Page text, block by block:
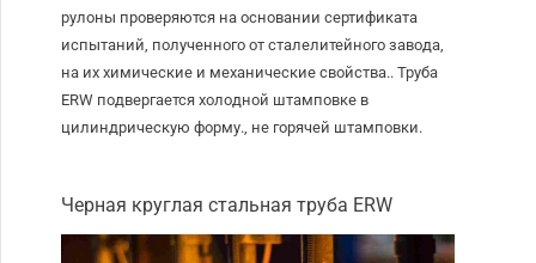
рулоны проверяются на основании сертификата
испытаний, полученного от сталелитейного завода,
на их химические и механические свойства.. Труба
ERW подвергается холодной штамповке в
цилиндрическую форму., не горячей штамповки.
Черная круглая стальная труба ERW